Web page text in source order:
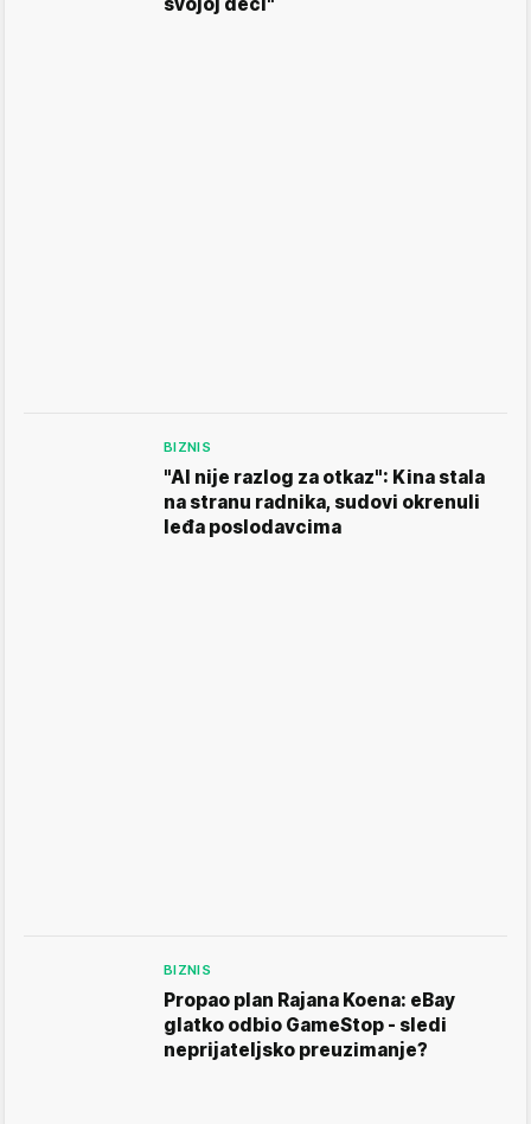
BIZNIS
"AI nije razlog za otkaz": Kina stala
na stranu radnika, sudovi okrenuli
leđa poslodavcima
BIZNIS
Propao plan Rajana Koena: eBay
glatko odbio GameStop - sledi
neprijateljsko preuzimanje?